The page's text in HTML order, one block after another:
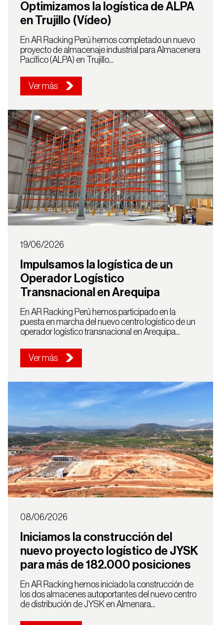
Selecciona tu país
País
Perú
Continuar
Optimizamos la logística de ALPA
en Trujillo (Vídeo)
En AR Racking Perú hemos completado un nuevo
proyecto de almacenaje industrial para Almacenera
Pacífico (ALPA) en Trujillo...
Ver más
19/06/2026
Impulsamos la logística de un
Operador Logístico
Transnacional en Arequipa
En AR Racking Perú hemos participado en la
puesta en marcha del nuevo centro logístico de un
operador logístico transnacional en Arequipa...
Ver más
08/06/2026
Iniciamos la construcción del
nuevo proyecto logístico de JYSK
para más de 182.000 posiciones
En AR Racking hemos iniciado la construcción de
los dos almacenes autoportantes del nuevo centro
de distribución de JYSK en Almenara...